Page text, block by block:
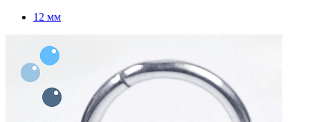
12 мм